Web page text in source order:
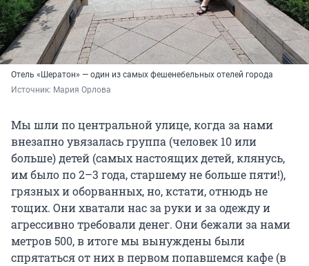
Отель «Шератон» — один из самых фешенебельных отелей города
Источник: Мария Орлова
Мы шли по центральной улице, когда за нами
внезапно увязалась группа (человек 10 или
больше) детей (самых настоящих детей, клянусь,
им было по 2–3 года, старшему не больше пяти!),
грязных и оборванных, но, кстати, отнюдь не
тощих. Они хватали нас за руки и за одежду и
агрессивно требовали денег. Они бежали за нами
метров 500, в итоге мы вынуждены были
спрятаться от них в первом попавшемся кафе (в